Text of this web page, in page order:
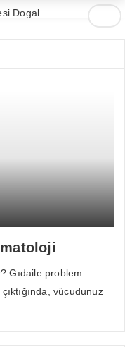
Gıdaile problem
vücudunuz